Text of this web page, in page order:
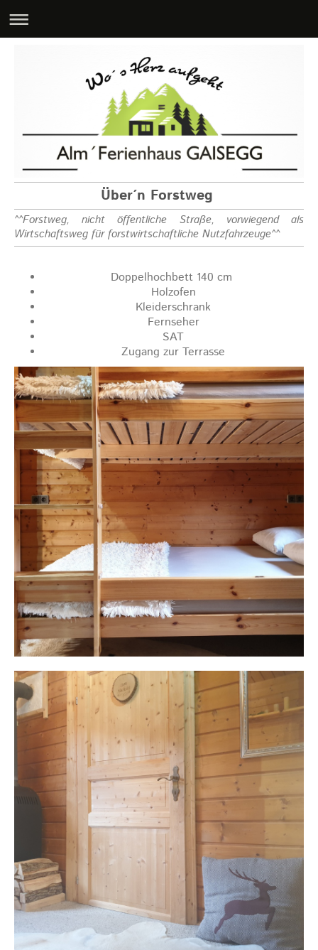
Über´n Forstweg
^^Forstweg, nicht öffentliche Straße, vorwiegend als
Wirtschaftsweg für forstwirtschaftliche Nutzfahrzeuge^^
Doppelhochbett 140 cm
Holzofen
Kleiderschrank
Fernseher
SAT
Zugang zur Terrasse